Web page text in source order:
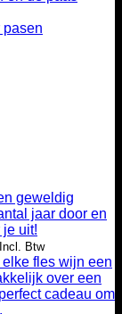
Incl. Btw